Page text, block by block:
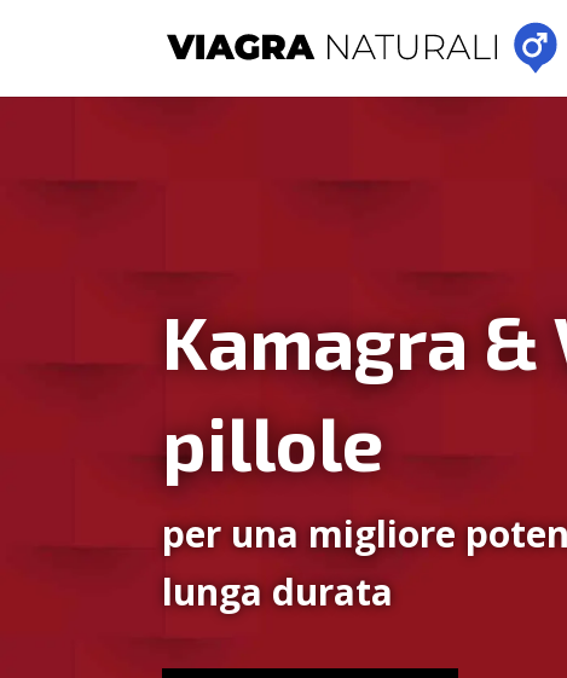
Kamagra &
pillole
per una migliore
lunga durata